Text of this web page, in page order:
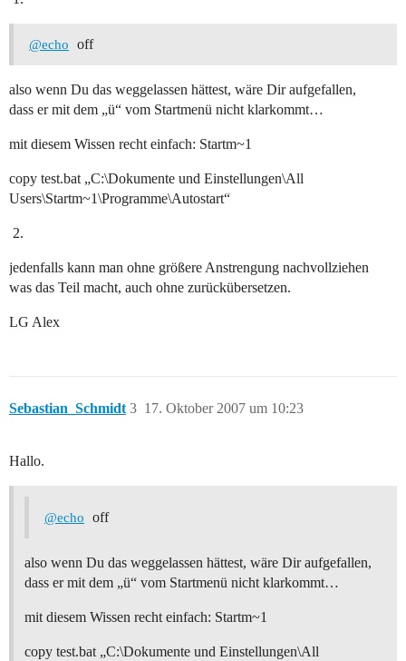
@echo off
also wenn Du das weggelassen hättest, wäre Dir aufgefallen,
dass er mit dem „ü“ vom Startmenü nicht klarkommt…
mit diesem Wissen recht einfach: Startm~1
copy test.bat „C:\Dokumente und Einstellungen\All
Users\Startm~1\Programme\Autostart“
jedenfalls kann man ohne größere Anstrengung nachvollziehen
was das Teil macht, auch ohne zurückübersetzen.
LG Alex
Sebastian_Schmidt 17. Oktober 2007 um 10:23
3
Hallo.
@echo off
also wenn Du das weggelassen hättest, wäre Dir aufgefallen,
dass er mit dem „ü“ vom Startmenü nicht klarkommt…
mit diesem Wissen recht einfach: Startm~1
copy test.bat „C:\Dokumente und Einstellungen\All